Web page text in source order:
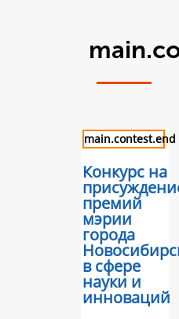
main.contest.end
Конкурс на
премий
мэрии
города
в сфере
науки и
инноваций